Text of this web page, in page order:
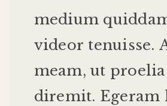
medium
videor tenuisse.
meam,ut proelia
diremit. Egeram